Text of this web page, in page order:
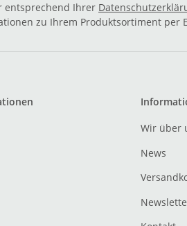
entsprechend Ihrer
zu Ihrem Produktsortiment per
Wir über
News